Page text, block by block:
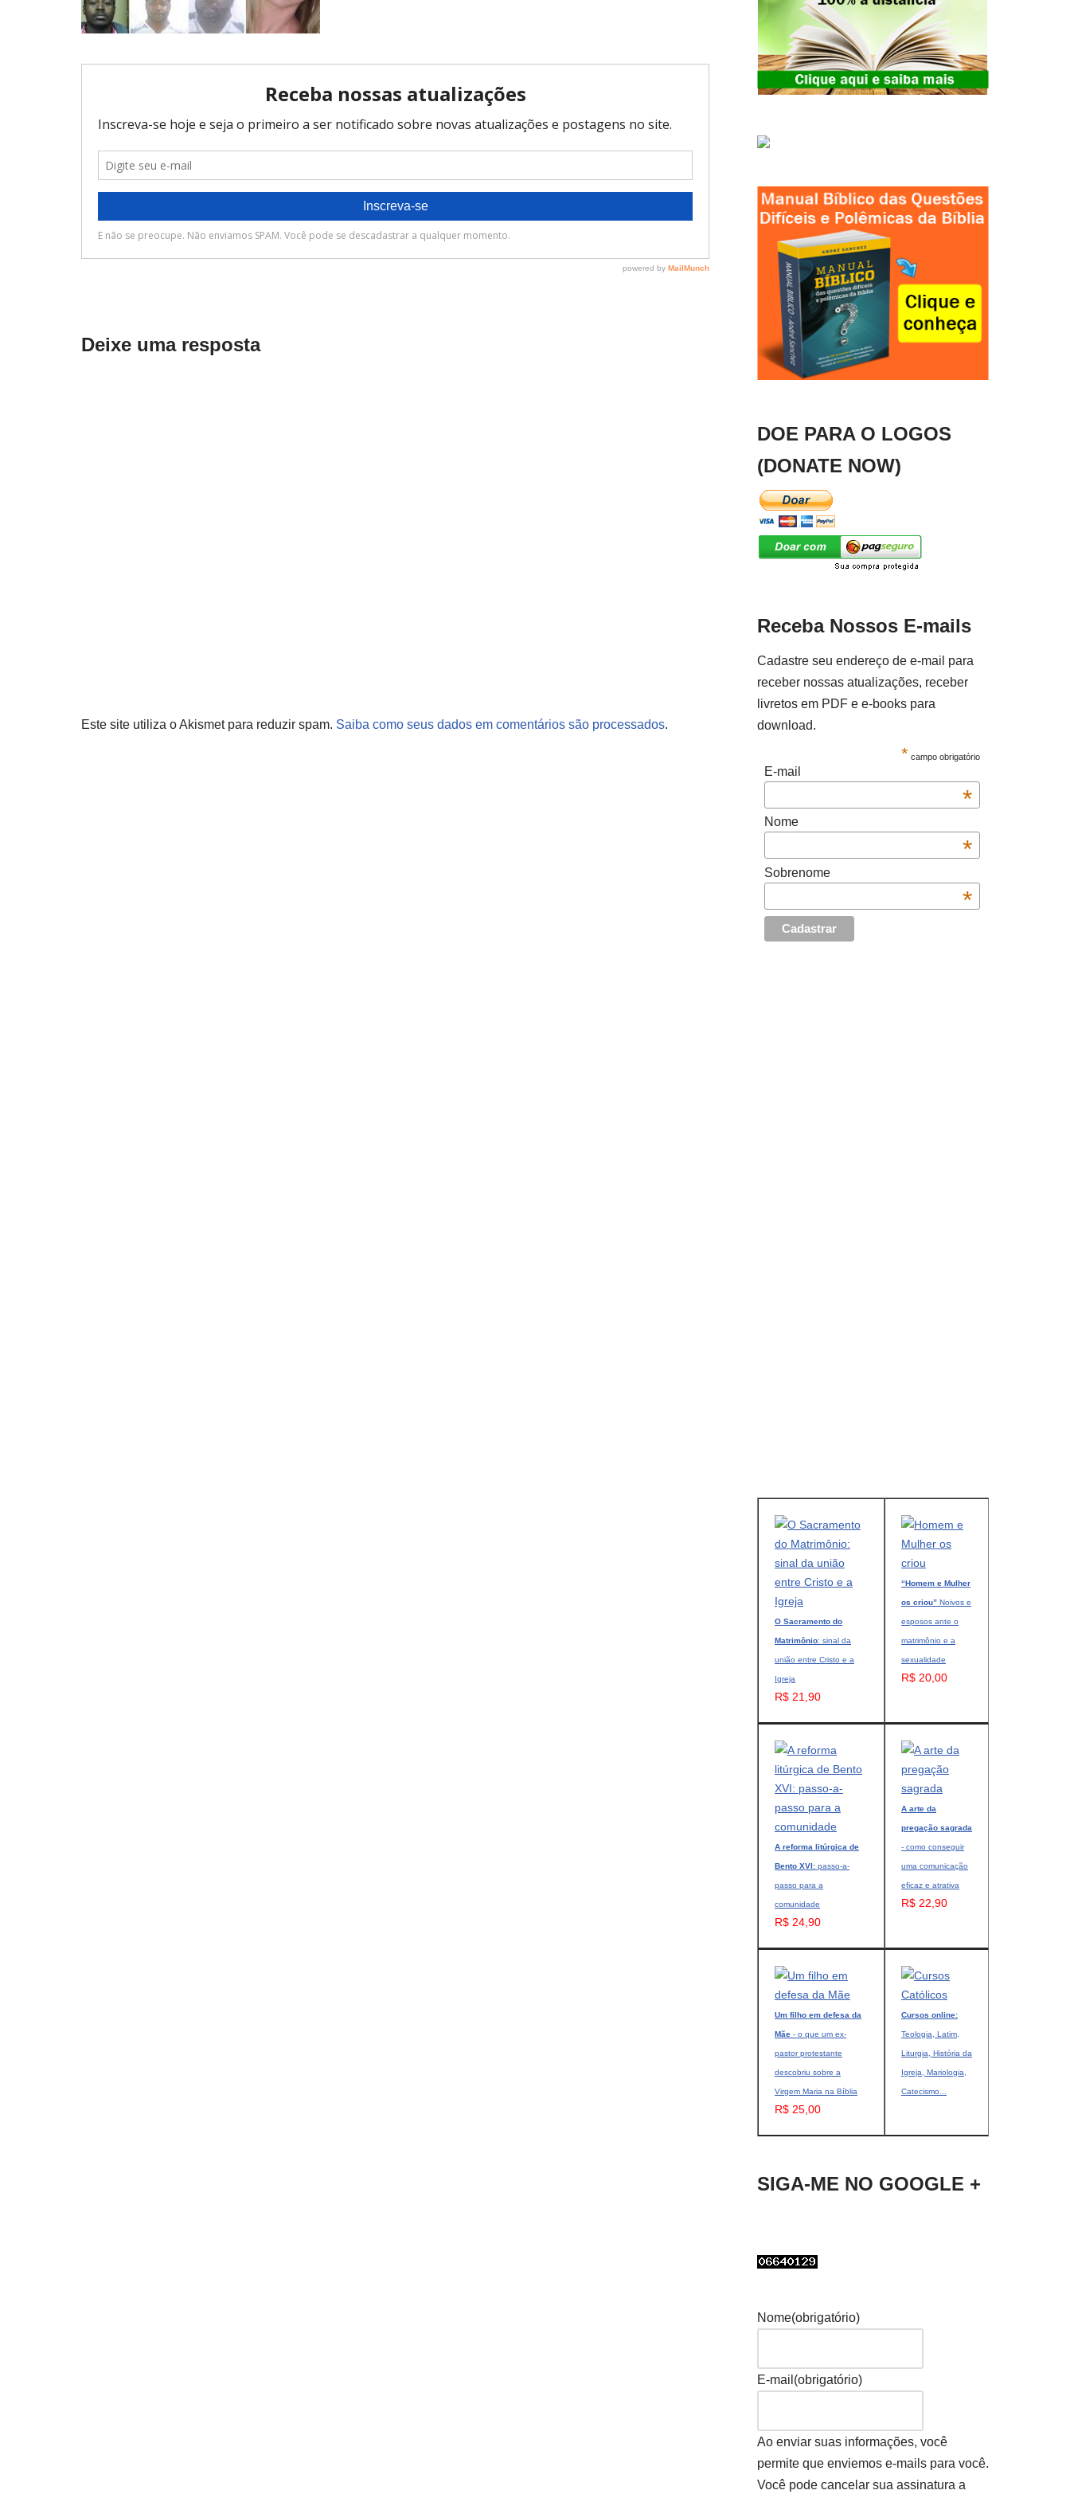
Deixe uma resposta
Este site utiliza o Akismet para reduzir spam. Saiba como seus dados em comentários são processados.
DOE PARA O LOGOS
(DONATE NOW)
Receba Nossos E-mails
Cadastre seu endereço de e-mail para
receber nossas atualizações, receber
livretos em PDF e e-books para
download.
* campo obrigatório
E-mail
*
Nome
*
Sobrenome
*
O Sacramento do
Matrimônio: sinal da
união entre Cristo e a
Igreja
R$ 21,90
“Homem e Mulher
os criou” Noivos e
esposos ante o
matrimônio e a
sexualidade
R$ 20,00
A reforma litúrgica de
Bento XVI: passo-a-
passo para a
comunidade
R$ 24,90
A arte da
pregação sagrada
- como conseguir
uma comunicação
eficaz e atrativa
R$ 22,90
Um filho em defesa da
Mãe - o que um ex-
pastor protestante
descobriu sobre a
Virgem Maria na Bíblia
R$ 25,00
Cursos online:
Teologia, Latim,
Liturgia, História da
Igreja, Mariologia,
Catecismo...
SIGA-ME NO GOOGLE +
Nome(obrigatório)
E-mail (obrigatório)
Ao enviar suas informações, você
permite que enviemos e-mails para você.
Você pode cancelar sua assinatura a